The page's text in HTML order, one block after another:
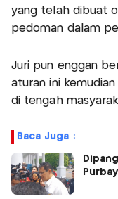
yang telah dibuat
pedoman dalam
Juri pun enggan
aturan ini
di tengah
Baca Juga :